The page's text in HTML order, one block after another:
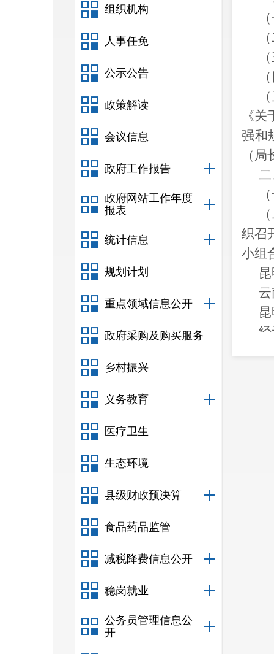
组织机构
人事任免
公示公告
政策解读
会议信息
政府工作报告
政府网站工作年度
报表
统计信息
规划计划
重点领域信息公开
政府采购及购买服务
乡村振兴
义务教育
医疗卫生
生态环境
县级财政预决算
食品药品监管
减税降费信息公开
稳岗就业
公务员管理信息公
开
《
强和
（ 局
织召
小组